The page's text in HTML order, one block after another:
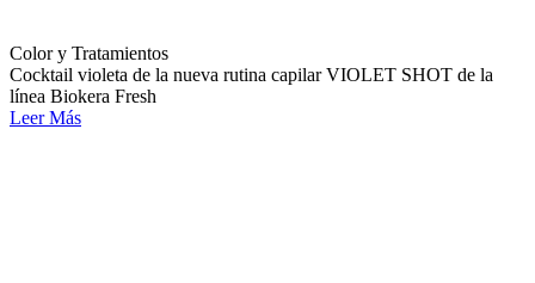
Color y Tratamientos
Cocktail violeta de la nueva rutina capilar VIOLET SHOT de la
línea Biokera Fresh
Leer Más